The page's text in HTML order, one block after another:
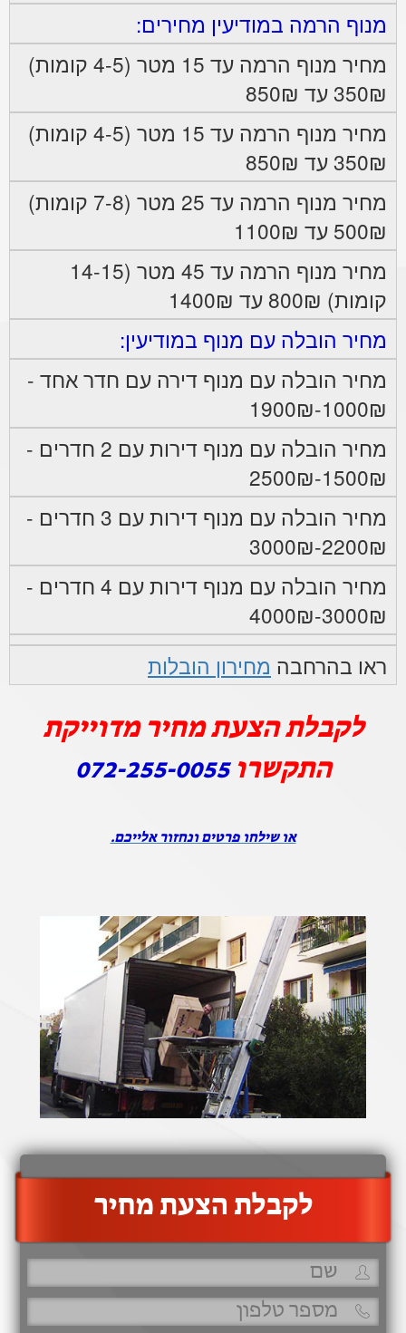
מנוף הרמה במודיעין מחירים:
מחיר מנוף הרמה עד 15 מטר (4-5 קומות)
350₪ עד 850₪
מחיר מנוף הרמה עד 15 מטר (4-5 קומות)
350₪ עד 850₪
מחיר מנוף הרמה עד 25 מטר (7-8 קומות)
500₪ עד 1100₪
מחיר מנוף הרמה עד 45 מטר (14-15
קומות) 800₪ עד 1400₪
מחיר הובלה עם מנוף במודיעין:
מחיר הובלה עם מנוף דירה עם חדר אחד -
1000₪-1900₪
מחיר הובלה עם מנוף דירות עם 2 חדרים -
1500₪-2500₪
מחיר הובלה עם מנוף דירות עם 3 חדרים -
2200₪-3000₪
מחיר הובלה עם מנוף דירות עם 4 חדרים -
3000₪-4000₪
ראו בהרחבה מחירון הובלות
לקבלת הצעת מחיר מדוייקת
התקשרו072-255-0055
או שילחו פרטים ונחזור אלייכם.
‫לקבלת הצעת מחיר